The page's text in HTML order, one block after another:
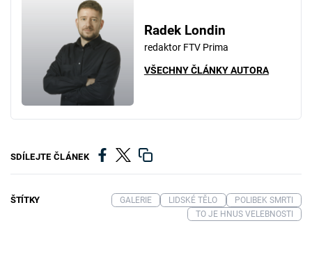
Radek Londin
redaktor FTV Prima
VŠECHNY ČLÁNKY AUTORA
SDÍLEJTE ČLÁNEK
ŠTÍTKY GALERIE LIDSKÉ TĚLO
POLIBEK SMRTI
TO JE HNUS VELEBNOSTI